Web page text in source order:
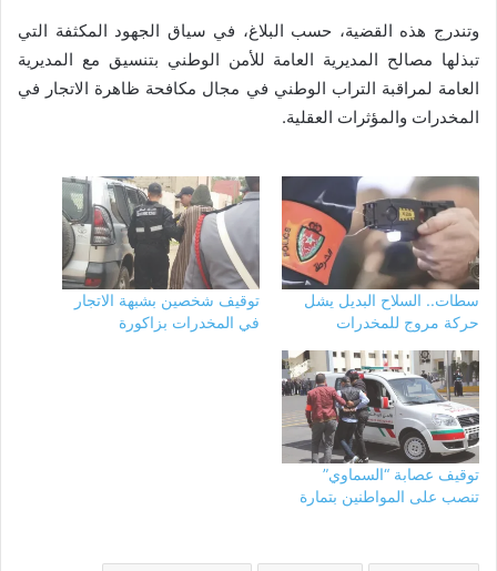
وتندرج هذه القضية، حسب البلاغ، في سياق الجهود المكثفة التي
تبذلها مصالح المديرية العامة للأمن الوطني بتنسيق مع المديرية
العامة لمراقبة التراب الوطني في مجال مكافحة ظاهرة الاتجار في
المخدرات والمؤثرات العقلية.
سطات.. السلاح البديل يشل
حركة مروج للمخدرات
توقيف شخصين بشبهة الاتجار
في المخدرات بزاكورة
توقيف عصابة “السماوي”
تنصب على المواطنين بتمارة